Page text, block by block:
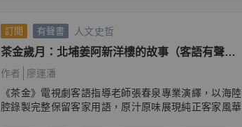
訂閱 有聲書 人文史哲
茶金歲月：北埔姜阿新洋樓的故事（客語有聲
書）
作者
廖運潘
《茶金》電視劇客語指導老師張春泉專業演繹，以海陸
腔錄製完整保留客家用語，原汁原味展現純正客家風華